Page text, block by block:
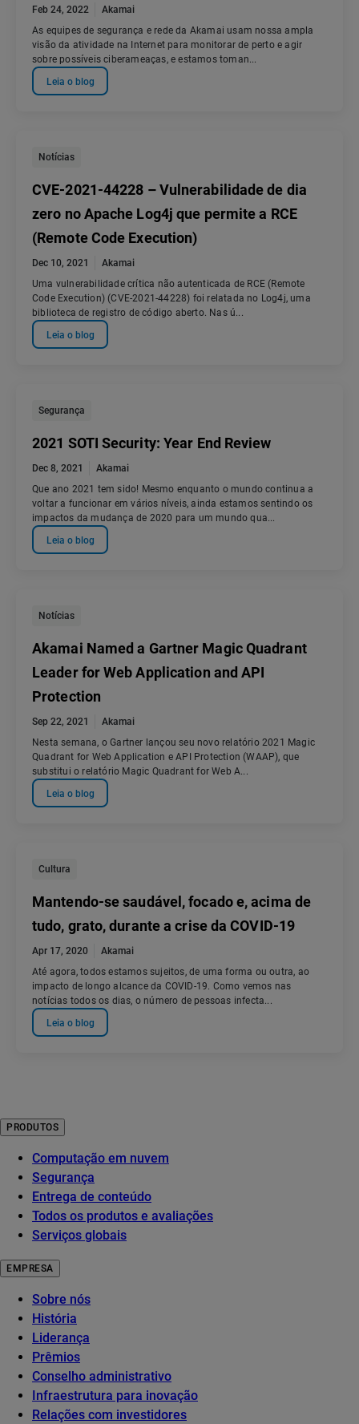
Feb 24, 2022
Akamai
As equipes de segurança e rede da Akamai usam nossa ampla
visão da atividade na Internet para monitorar de perto e agir
sobre possíveis ciberameaças, e estamos toman...
Leia o blog
Notícias
CVE-2021-44228 – Vulnerabilidade de dia
zero no Apache Log4j que permite a RCE
(Remote Code Execution)
Dec 10, 2021
Akamai
Uma vulnerabilidade crítica não autenticada de RCE (Remote
Code Execution) (CVE-2021-44228) foi relatada no Log4j, uma
biblioteca de registro de código aberto. Nas ú...
Leia o blog
Segurança
2021 SOTI Security: Year End Review
Dec 8, 2021
Akamai
Que ano 2021 tem sido! Mesmo enquanto o mundo continua a
voltar a funcionar em vários níveis, ainda estamos sentindo os
impactos da mudança de 2020 para um mundo qua...
Leia o blog
Notícias
Akamai Named a Gartner Magic Quadrant
Leader for Web Application and API
Protection
Sep 22, 2021
Akamai
Nesta semana, o Gartner lançou seu novo relatório 2021 Magic
Quadrant for Web Application e API Protection (WAAP), que
substitui o relatório Magic Quadrant for Web A...
Leia o blog
Cultura
Mantendo-se saudável, focado e, acima de
tudo, grato, durante a crise da COVID-19
Apr 17, 2020
Akamai
Até agora, todos estamos sujeitos, de uma forma ou outra, ao
impacto de longo alcance da COVID-19. Como vemos nas
notícias todos os dias, o número de pessoas infecta...
Leia o blog
PRODUTOS
Computação em nuvem
Segurança
Entrega de conteúdo
Todos os produtos e avaliações
Serviços globais
EMPRESA
Sobre nós
História
Liderança
Prêmios
Conselho administrativo
Infraestrutura para inovação
Relações com investidores